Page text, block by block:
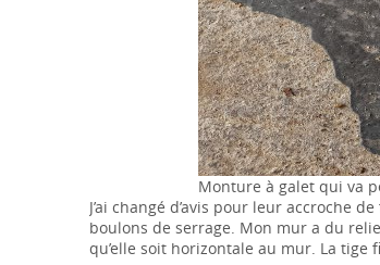
Monture à galet qui va
J’ai changé d’avis pour leur accroche
boulons de serrage. Mon mur a du
qu’elle soit horizontale au mur. La tige